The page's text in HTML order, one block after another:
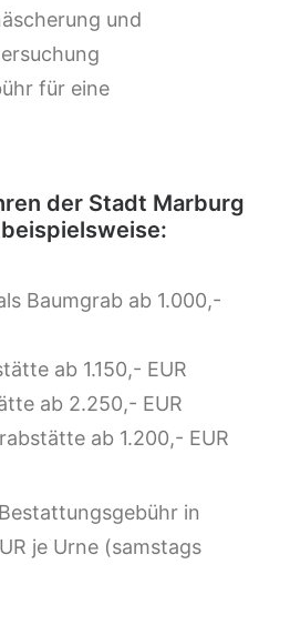
und
für eine
der Stadt Marburg
beispielsweise:
Baumgrab ab 1.000,-
ab 1.150,- EUR
ab 2.250,- EUR
ab 1.200,- EUR
in
je Urne (samstags